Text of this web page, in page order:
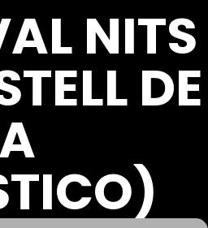
NITS
DE